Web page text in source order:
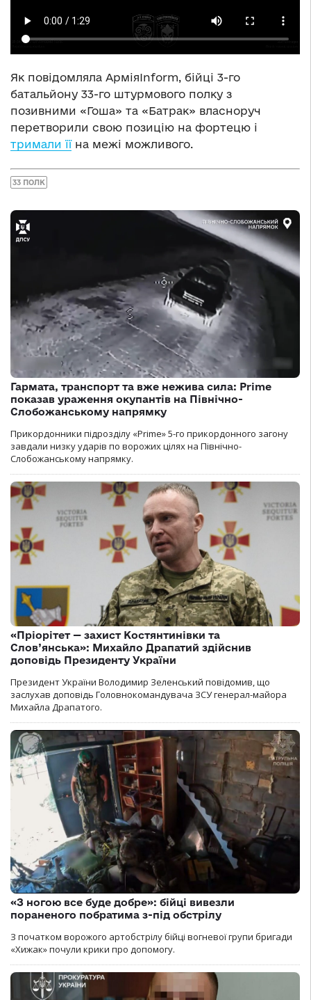
Як повідомляла АрміяInform, бійці 3-го
батальйону 33-го штурмового полку з
позивними «Гоша» та «Батрак» власноруч
перетворили свою позицію на фортецю і
тримали їїна межі можливого.
33 ПОЛК
Гармата, транспорт та вже нежива сила: Prime
показав ураження окупантів на Північно-
Слобожанському напрямку
Прикордонники підрозділу «Prime» 5-го прикордонного загону
завдали низку ударів по ворожих цілях на Північно-
Слобожанському напрямку.
«Пріорітет — захист Костянтинівки та
Слов’янська»: Михайло Драпатий здійснив
доповідь Президенту України
Президент України Володимир Зеленський повідомив, що
заслухав доповідь Головнокомандувача ЗСУ генерал-майора
Михайла Драпатого.
«З ногою все буде добре»: бійці вивезли
пораненого побратима з-під обстрілу
З початком ворожого артобстрілу бійці вогневої групи бригади
«Хижак» почули крики про допомогу.